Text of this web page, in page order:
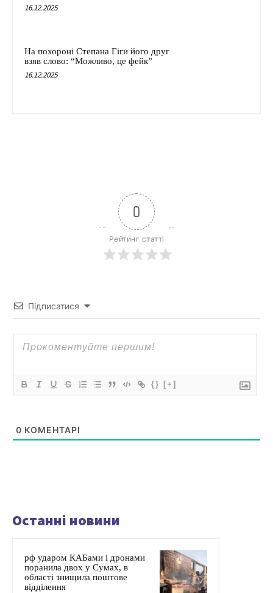
16.12.2025
На похороні Степана Гіги його друг
взяв слово: “Можливо, це фейк”
16.12.2025
0
Рейтинг статті
Підписатися
{} [+]
0 КОМЕНТАРІ
Останні новини
рф ударом КАБами і дронами
поранила двох у Сумах, в
області знищила поштове
відділення